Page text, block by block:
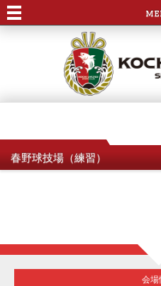
春野球技場（練習）
会場